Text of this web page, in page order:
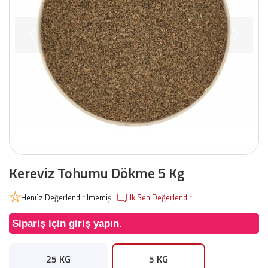
Kereviz Tohumu Dökme 5 Kg
Henüz Değerlendirilmemiş İlk Sen Değerlendir
Sipariş için giriş yapın.
25 KG 5 KG